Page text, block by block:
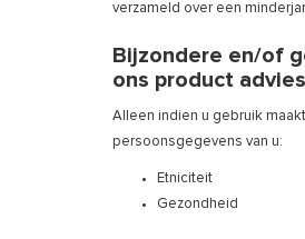
verzameld over een
Bijzondere en/of
ons product
Alleen indien u gebruik
persoonsgegevens van u:
Etniciteit
Gezondheid